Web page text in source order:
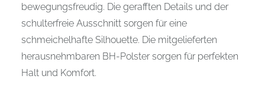
bewegungsfreudig. Die gerafften Details und der
schulterfreie Ausschnitt sorgen für eine
schmeichelhafte Silhouette. Die mitgelieferten
herausnehmbaren BH-Polster sorgen für perfekten
Halt und Komfort.